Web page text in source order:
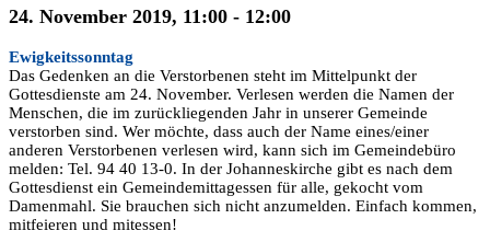
24. November 2019, 11:00 - 12:00
Ewigkeitssonntag
Das Gedenken an die Verstorbenen steht im Mittelpunkt der
Gottesdienste am 24. November. Verlesen werden die Namen der
Menschen, die im zurückliegenden Jahr in unserer Gemeinde
verstorben sind. Wer möchte, dass auch der Name eines/einer
anderen Verstorbenen verlesen wird, kann sich im Gemeindebüro
melden: Tel. 94 40 13-0. In der Johanneskirche gibt es nach dem
Gottesdienst ein Gemeindemittagessen für alle, gekocht vom
Damenmahl. Sie brauchen sich nicht anzumelden. Einfach kommen,
mitfeieren und mitessen!